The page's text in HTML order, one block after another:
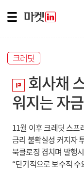
크레딧
회사채
워지는 자
11월 이후 크레딧 스프
금리 불확실성 커지자
북클로징 겹치며 발행
“단기적으로 보수적 수